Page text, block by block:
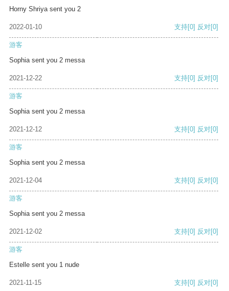
Horny Shriya sent you 2
2022-01-10 支持[0] 反对[0]
游客
Sophia sent you 2 messa
2021-12-22 支持[0] 反对[0]
游客
Sophia sent you 2 messa
2021-12-12 支持[0] 反对[0]
游客
Sophia sent you 2 messa
2021-12-04 支持[0] 反对[0]
游客
Sophia sent you 2 messa
2021-12-02 支持[0] 反对[0]
游客
Estelle sent you 1 nude
2021-11-15 支持[0] 反对[0]